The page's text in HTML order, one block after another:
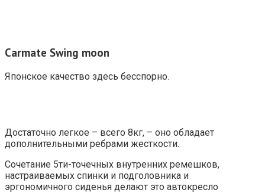
Carmate Swing moon
Японское качество здесь бесспорно.
Достаточно легкое – всего 8кг, – оно обладает
дополнительными ребрами жесткости.
Сочетание 5ти-точечных внутренних ремешков,
настраиваемых спинки и подголовника и
эргономичного сиденья делают это автокресло